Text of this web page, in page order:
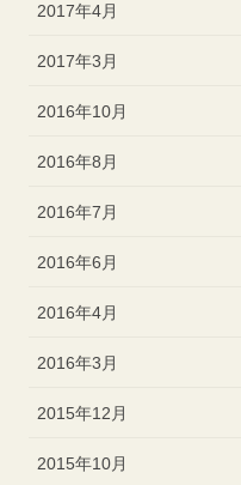
2017年4月
2017年3月
2016年10月
2016年8月
2016年7月
2016年6月
2016年4月
2016年3月
2015年12月
2015年10月